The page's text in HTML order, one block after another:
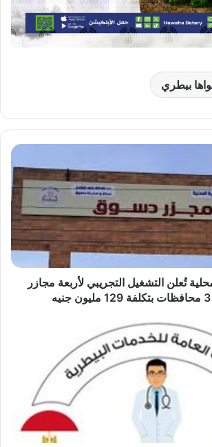
بيطري
تُعلن التشغيل التجريبي لأربعة مجازر